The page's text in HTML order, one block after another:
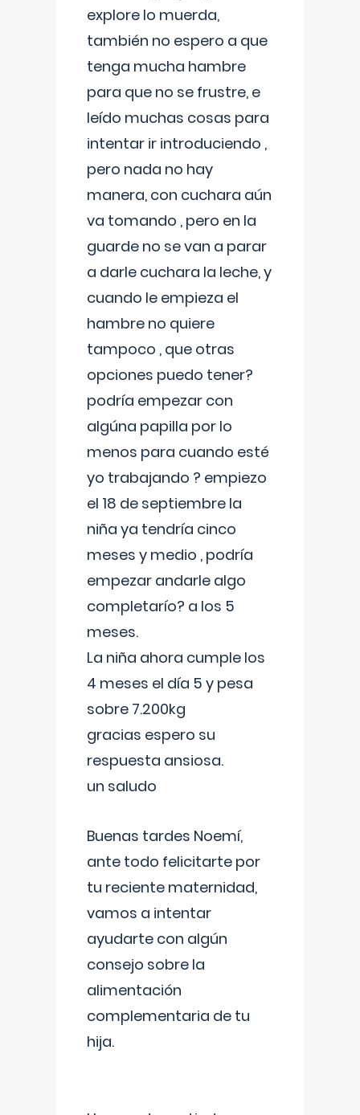
explore lo muerda,
también no espero a que
tenga mucha hambre
para que no se frustre, e
leído muchas cosas para
intentar ir introduciendo ,
pero nada no hay
manera, con cuchara aún
va tomando , pero en la
guarde no se van a parar
a darle cuchara la leche, y
cuando le empieza el
hambre no quiere
tampoco , que otras
opciones puedo tener?
podría empezar con
algúna papilla por lo
menos para cuando esté
yo trabajando ? empiezo
el 18 de septiembre la
niña ya tendría cinco
meses y medio , podría
empezar andarle algo
completarío? a los 5
meses.
La niña ahora cumple los
4 meses el día 5 y pesa
sobre 7.200kg
gracias espero su
respuesta ansiosa.
un saludo
Buenas tardes Noemí,
ante todo felicitarte por
tu reciente maternidad,
vamos a intentar
ayudarte con algún
consejo sobre la
alimentación
complementaria de tu
hija.